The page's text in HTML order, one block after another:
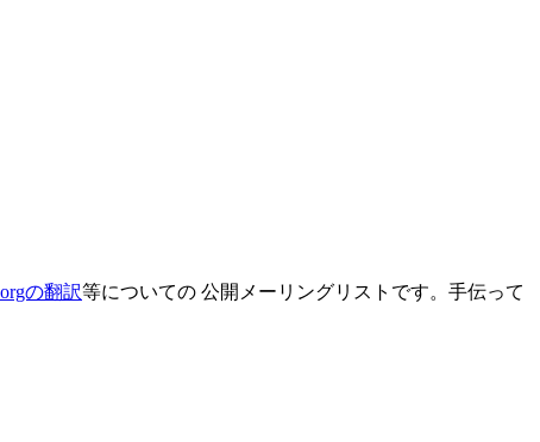
の翻訳等についての 公開メーリングリストです。手伝って